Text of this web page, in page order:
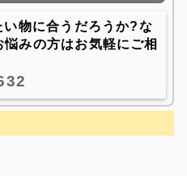
物に合うだろうか?な
みの方はお気軽にご相